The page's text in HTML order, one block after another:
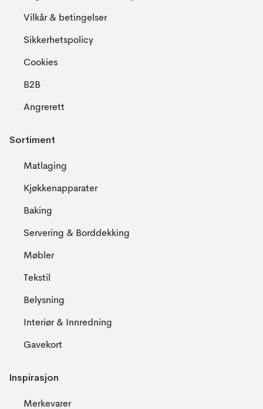
Vilkår & betingelser
Sikkerhetspolicy
Cookies
B2B
Angrerett
Sortiment
Matlaging
Kjøkkenapparater
Baking
Servering & Borddekking
Møbler
Tekstil
Belysning
Interiør & Innredning
Gavekort
Inspirasjon
Merkevarer